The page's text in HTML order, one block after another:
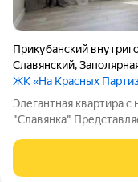
Прикубанский
Славянский,
ЖК «На Красных
Элегантная квартира
"Славянка"
продуманными
современным